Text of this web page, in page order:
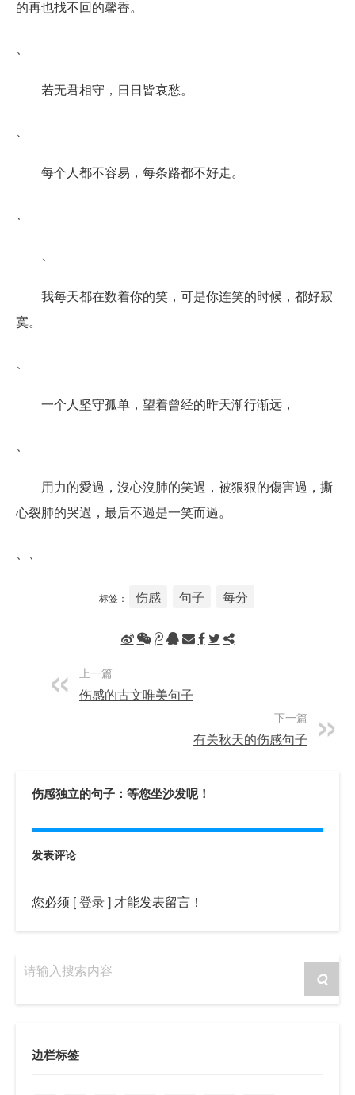
的再也找不回的馨香。
若无君相守，日日皆哀愁。
每个人都不容易，每条路都不好走。
我每天都在数着你的笑，可是你连笑的时候，都好寂
寞。
一个人坚守孤单，望着曾经的昨天渐行渐远，
用力的愛過，沒心沒肺的笑過，被狠狠的傷害過，撕
心裂肺的哭過，最后不過是一笑而過。
标签： 伤感 句子 每分
上一篇
伤感的古文唯美句子
下一篇
有关秋天的伤感句子
伤感独立的句子：等您坐沙发呢！
发表评论
您必须 [ 登录 ] 才能发表留言！
请输入搜索内容
边栏标签